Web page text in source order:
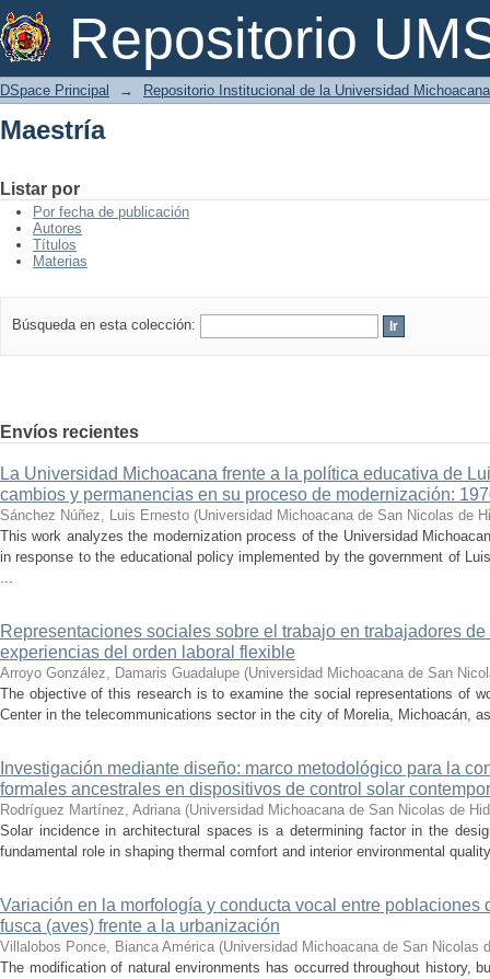
Repositorio
Maestría
DSpace Principal → Repositorio Institucional de la Universidad
Maestría
Listar por
Por fecha de publicación
Autores
Títulos
Materias
Búsqueda en esta colección:
Envíos recientes
La Universidad Michoacana frente a la política educativa de
cambios y permanencias en su proceso de modernización:
Sánchez Núñez, Luis Ernesto (Universidad Michoacana de San Nicolas de
This work analyzes the modernization process of the Universidad
in response to the educational policy implemented by the government of
...
Representaciones sociales sobre el trabajo en trabajadores
experiencias del orden laboral flexible
Arroyo González, Damaris Guadalupe (Universidad Michoacana de San
The objective of this research is to examine the social representations of
Center in the telecommunications sector in the city of Morelia, Michoacán,
Investigación mediante diseño: marco metodológico para la
formales ancestrales en dispositivos de control solar
Rodríguez Martínez, Adriana (Universidad Michoacana de San Nicolas de
Solar incidence in architectural spaces is a determining factor in the
fundamental role in shaping thermal comfort and interior environmental
Variación en la morfología y conducta vocal entre poblaciones
fusca (aves) frente a la urbanización
Villalobos Ponce, Bianca América (Universidad Michoacana de San Nicolas
The modification of natural environments has occurred throughout history,